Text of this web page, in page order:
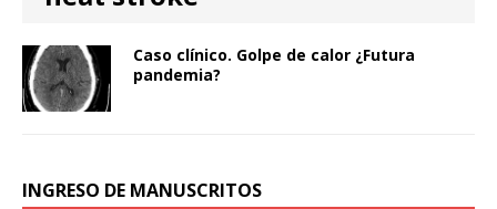
Caso clínico. Golpe de calor ¿Futura
pandemia?
INGRESO DE MANUSCRITOS